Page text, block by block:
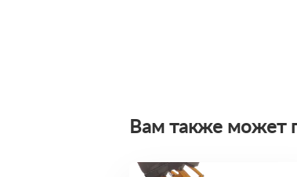
Вам также может